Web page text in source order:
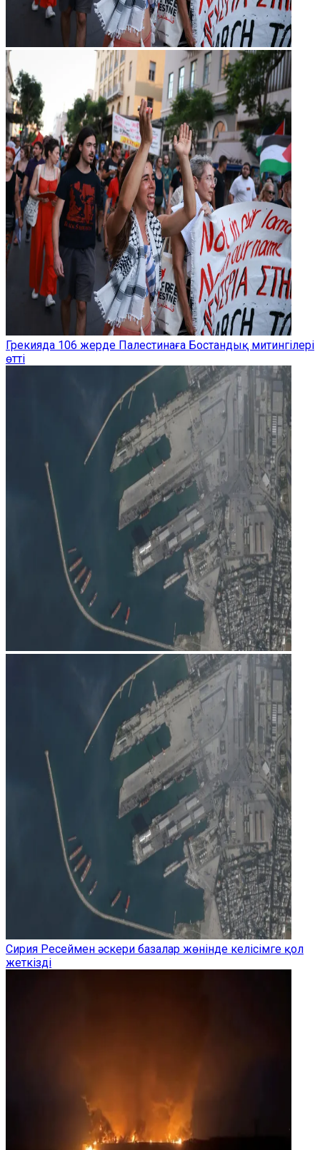
Грекияда 106 жерде Палестинаға Бостандық митингілері
өтті
Сирия Ресеймен әскери базалар жөнінде келісімге қол
жеткізді